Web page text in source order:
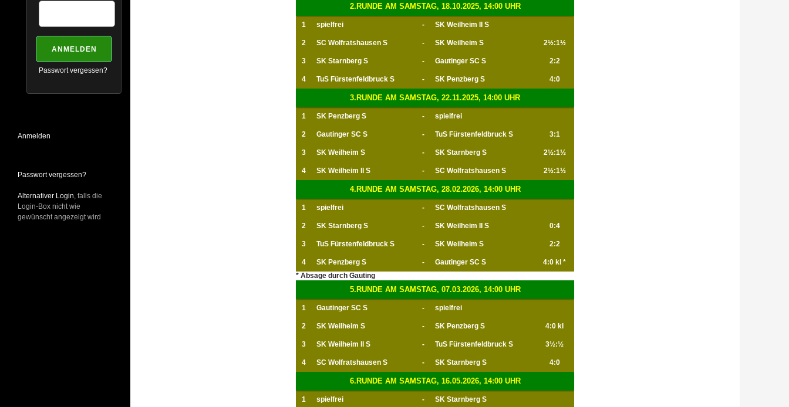
2.RUNDE AM SAMSTAG, 18.10.2025, 14:00 UHR
1 spielfrei - SK Weilheim II S
2 SC Wolfratshausen S - SK Weilheim S 2½:1½
3 SK Starnberg S - Gautinger SC S 2:2
4 TuS Fürstenfeldbruck S - SK Penzberg S 4:0
3.RUNDE AM SAMSTAG, 22.11.2025, 14:00 UHR
1 SK Penzberg S - spielfrei
2 Gautinger SC S - TuS Fürstenfeldbruck S 3:1
3 SK Weilheim S - SK Starnberg S 2½:1½
4 SK Weilheim II S - SC Wolfratshausen S 2½:1½
4.RUNDE AM SAMSTAG, 28.02.2026, 14:00 UHR
1 spielfrei - SC Wolfratshausen S
2 SK Starnberg S - SK Weilheim II S 0:4
3 TuS Fürstenfeldbruck S - SK Weilheim S 2:2
4 SK Penzberg S - Gautinger SC S
4:0 kl *
* Absage durch Gauting
5.RUNDE AM SAMSTAG, 07.03.2026, 14:00 UHR
1 Gautinger SC S - spielfrei
2 SK Weilheim S - SK Penzberg S 4:0 kl
3 SK Weilheim II S - TuS Fürstenfeldbruck S 3½:½
4 SC Wolfratshausen S - SK Starnberg S 4:0
6.RUNDE AM SAMSTAG, 16.05.2026, 14:00 UHR
1 spielfrei - SK Starnberg S
Passwort vergessen?
Anmelden
Passwort vergessen?
Alternativer Login , falls die
Login-Box nicht wie
gewünscht angezeigt wird